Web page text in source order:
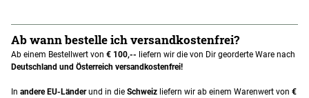
Ab wann bestelle ich versandkostenfrei?
Ab einem Bestellwert von € 100,-- liefern wir die von Dir georderte Ware nach
Deutschland und Österreich versandkostenfrei!
In andere EU-Länderund in die Schweiz liefern wir ab einem Warenwert von €